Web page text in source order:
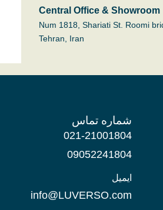
Central Office & Showroom
Num 1818, Shariati St. Roomi
Tehran, Iran
شماره تماس
021-21001804
09052241804
ایمیل
info@LUVERSO.com